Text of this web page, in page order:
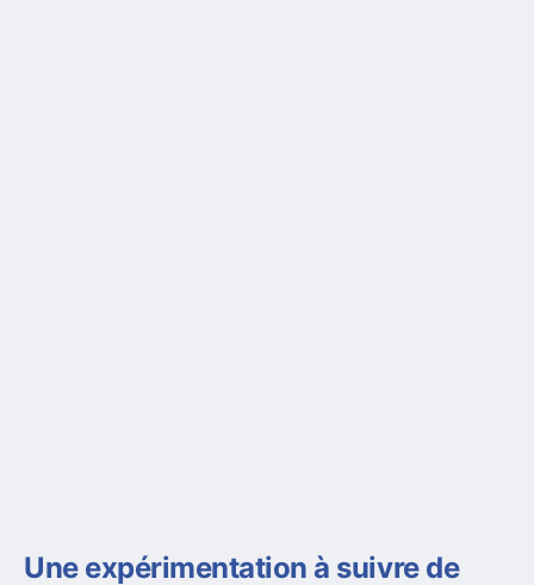
Une expérimentation à suivre de